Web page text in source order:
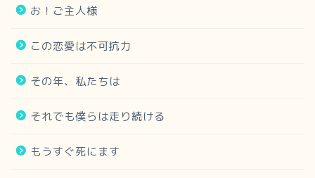
お！ご主人様
この恋愛は不可抗力
その年、私たちは
それでも僕らは走り続ける
もうすぐ死にます